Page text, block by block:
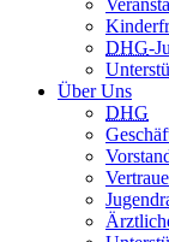
DHG-
Über Uns
DHG